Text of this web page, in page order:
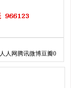
人人网 腾讯微博豆瓣0